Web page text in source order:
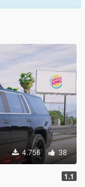
4.756 38
1.1